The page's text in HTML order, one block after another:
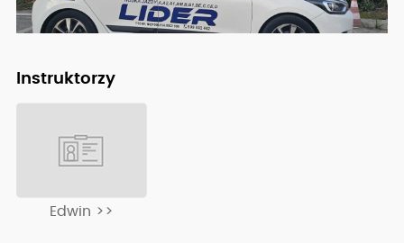
Instruktorzy
Edwin >>